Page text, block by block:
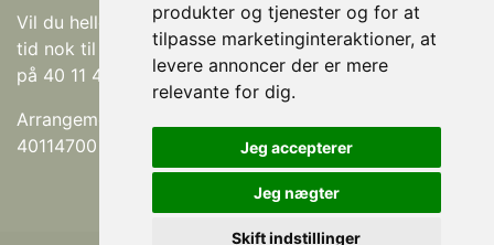
produkter og tjenester og for at
tilpasse marketinginteraktioner, at
levere annoncer der er mere
relevante for dig.
Jeg accepterer
Jeg nægter
Skift indstillinger
Vil du hellere på et andet tidspunkt? Eller er der ikke
tid nok til dine behandlinger? Så send en forespørgsel
på 40 11 47 00.
Arrangementer kan altid aftales, send en SMS på
40114700 eller mail på koswell@koswell.dk